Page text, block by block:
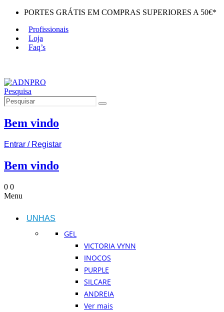
PORTES GRÁTIS EM COMPRAS SUPERIORES A 50€*
Profissionais
Loja
Faq’s
Pesquisa
Bem vindo
Entrar / Registar
Bem vindo
0 0
Menu
UNHAS
GEL
VICTORIA VYNN
INOCOS
PURPLE
SILCARE
ANDREIA
Ver mais